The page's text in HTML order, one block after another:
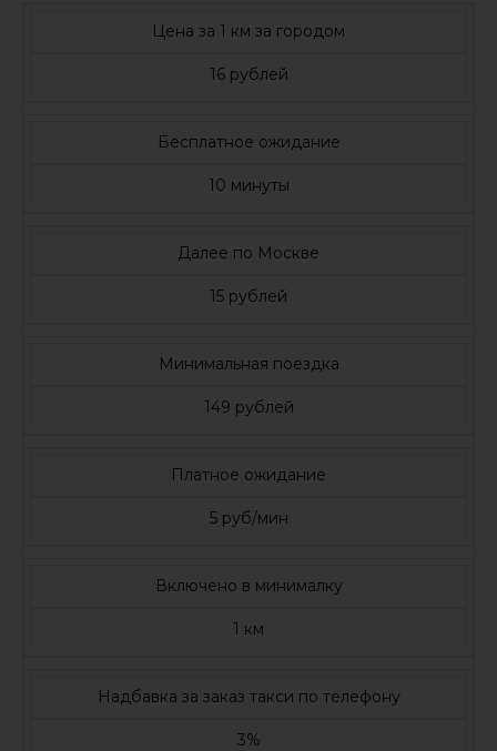
Цена за 1 км за городом
16 рублей
Бесплатное ожидание
10 минуты
Далее по Москве
15 рублей
Минимальная поездка
149 рублей
Платное ожидание
5 руб/мин
Включено в минималку
1 км
Надбавка за заказ такси по телефону
3%